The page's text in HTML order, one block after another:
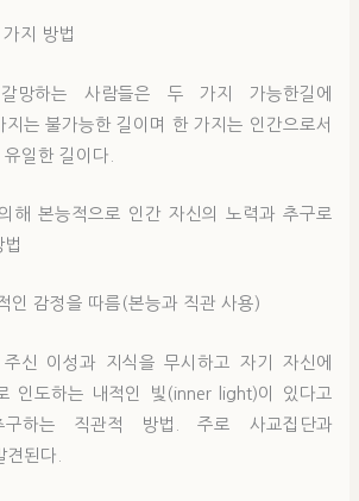
지 방법
망하는 사람들은 두 가지 가능한길에
는 불가능한 길이며 한 가지는 인간으로서
일한 길이다.
해 본능적으로 인간 자신의 노력과 추구로
법
인 감정을 따름(본능과 직관 사용)
신 이성과 지식을 무시하고 자기 자신에
인도하는 내적인 빛(inner light)이 있다고
하는 직관적 방법. 주로 사교집단과
된다.